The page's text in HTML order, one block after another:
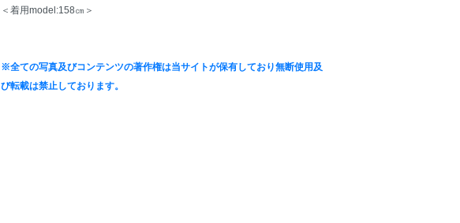
＜着用model:158㎝＞
※全ての写真及びコンテンツの著作権は当サイトが保有しており無断使用及
び転載は禁止しております。